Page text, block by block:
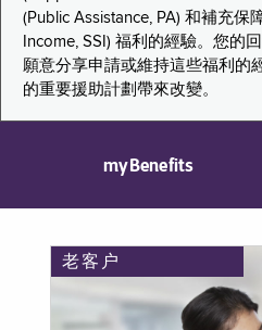
(Public Assistance, PA) 和補充保
Income, SSI) 福利的經驗。您的
願意分享申請或維持這些福利的
的重要援助計劃帶來改變。
myBenefits
老客户